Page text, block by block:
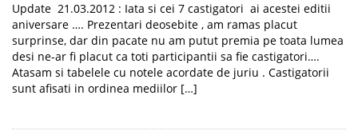
Update 21.03.2012 : Iata si cei 7 castigatori ai acestei editii
aniversare …. Prezentari deosebite , am ramas placut
surprinse, dar din pacate nu am putut premia pe toata lumea
desi ne-ar fi placut ca toti participantii sa fie castigatori….
Atasam si tabelele cu notele acordate de juriu . Castigatorii
sunt afisati in ordinea mediilor […]